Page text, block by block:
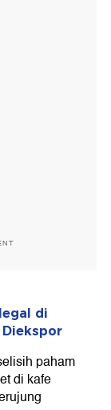
di
paham
di kafe